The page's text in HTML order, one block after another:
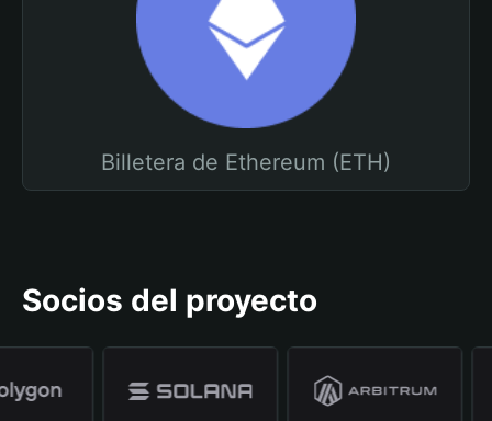
Billetera de Ethereum (ETH)
Socios del proyecto